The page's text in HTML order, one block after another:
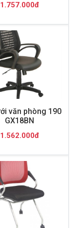
1.757.000đ
văn phòng 190
GX18BN
1.562.000đ